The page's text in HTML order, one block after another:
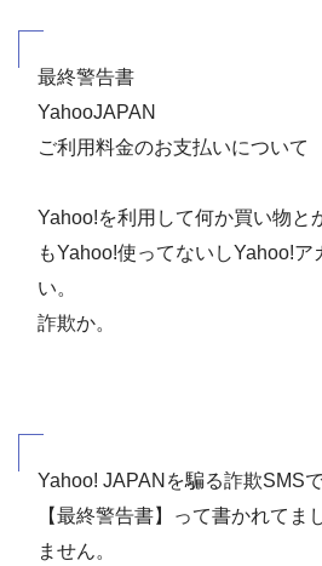
最終警告書
YahooJAPAN
ご利用料金のお支払いについて
Yahoo!を利用して何か買い物と
もYahoo!使ってないしYahoo!ア
い。
詐欺か。
Yahoo! JAPANを騙る詐欺SMSで
【最終警告書】って書かれてま
ません。